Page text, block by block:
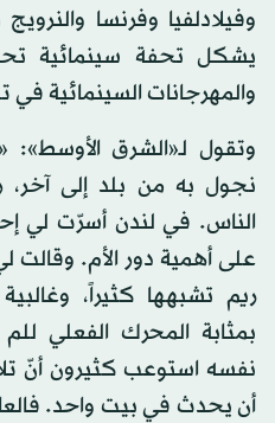
وفيلادلفيا وفرنسا
يشكل تحفة سينمائية
والمهرجانات السينمائية في
وتقول لـ«الشرق
نجول به من بلد إلى آخر،
الناس. في لندن أسرّت لي
على أهمية دور الأم. وقالت
ريم تشبهها كثيراً،
بمثابة المحرك الفعلي
نفسه استوعب كثيرون أنّ
أن يحدث في بيت واحد.